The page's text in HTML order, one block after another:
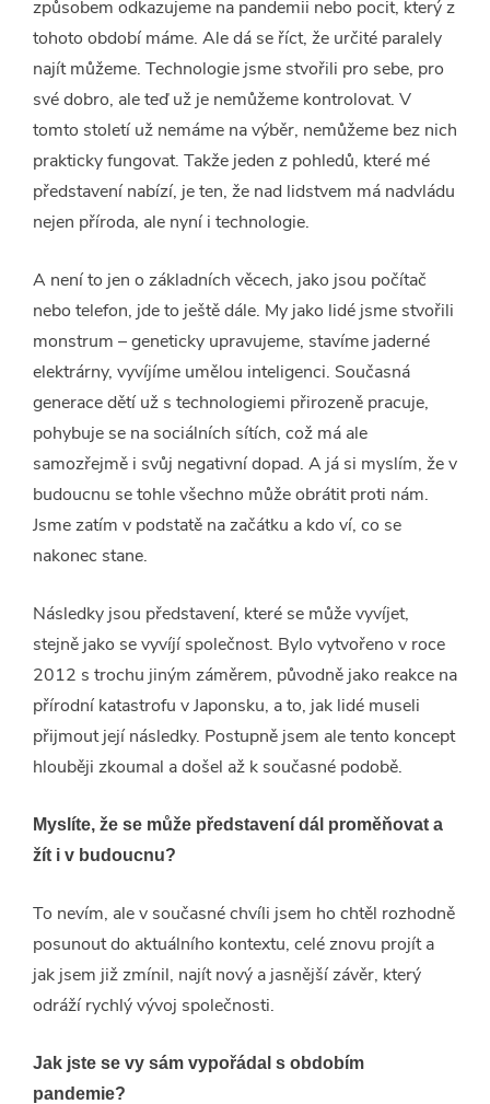
způsobem odkazujeme na pandemii nebo pocit, který z
tohoto období máme. Ale dá se říct, že určité paralely
najít můžeme. Technologie jsme stvořili pro sebe, pro
své dobro, ale teď už je nemůžeme kontrolovat. V
tomto století už nemáme na výběr, nemůžeme bez nich
prakticky fungovat. Takže jeden z pohledů, které mé
představení nabízí, je ten, že nad lidstvem má nadvládu
nejen příroda, ale nyní i technologie.
A není to jen o základních věcech, jako jsou počítač
nebo telefon, jde to ještě dále. My jako lidé jsme stvořili
monstrum – geneticky upravujeme, stavíme jaderné
elektrárny, vyvíjíme umělou inteligenci. Současná
generace dětí už s technologiemi přirozeně pracuje,
pohybuje se na sociálních sítích, což má ale
samozřejmě i svůj negativní dopad. A já si myslím, že v
budoucnu se tohle všechno může obrátit proti nám.
Jsme zatím v podstatě na začátku a kdo ví, co se
nakonec stane.
Následky jsou představení, které se může vyvíjet,
stejně jako se vyvíjí společnost. Bylo vytvořeno v roce
2012 s trochu jiným záměrem, původně jako reakce na
přírodní katastrofu v Japonsku, a to, jak lidé museli
přijmout její následky. Postupně jsem ale tento koncept
hlouběji zkoumal a došel až k současné podobě.
Myslíte, že se může představení dál proměňovat a
žít i v budoucnu?
To nevím, ale v současné chvíli jsem ho chtěl rozhodně
posunout do aktuálního kontextu, celé znovu projít a
jak jsem již zmínil, najít nový a jasnější závěr, který
odráží rychlý vývoj společnosti.
Jak jste se vy sám vypořádal s obdobím
pandemie?